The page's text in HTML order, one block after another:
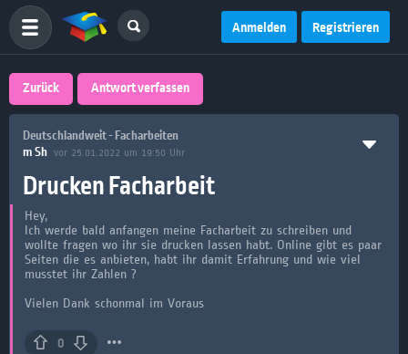
Anmelden Registrieren
Zurück Antwort verfassen
Deutschlandweit - Facharbeiten
m Sh vor 25.01.2022 um 19:50 Uhr
Drucken Facharbeit
Hey,
Ich werde bald anfangen meine Facharbeit zu schreiben und
wollte fragen wo ihr sie drucken lassen habt. Online gibt es paar
Seiten die es anbieten, habt ihr damit Erfahrung und wie viel
musstet ihr Zahlen ?
Vielen Dank schonmal im Voraus
0